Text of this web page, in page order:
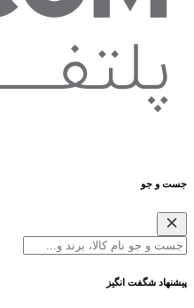
جست و جو
پیشنهاد شگفت انگیز